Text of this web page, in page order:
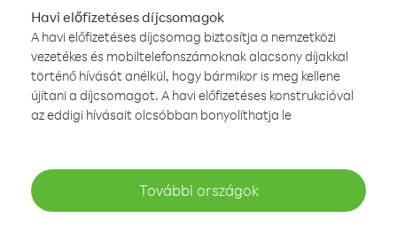
Havi előfizetéses díjcsomagok
A havi előfizetéses díjcsomag biztosítja a nemzetközi
vezetékes és mobiltelefonszámoknak alacsony díjakkal
történő hívását anélkül, hogy bármikor is meg kellene
újítani a díjcsomagot. A havi előfizetéses konstrukcióval
az eddigi hívásait olcsóbban bonyolíthatja le
További országok